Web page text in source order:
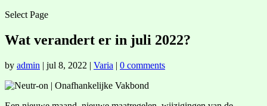
Select Page
Wat verandert er in juli 2022?
by admin | jul 8, 2022 | Varia | 0 comments